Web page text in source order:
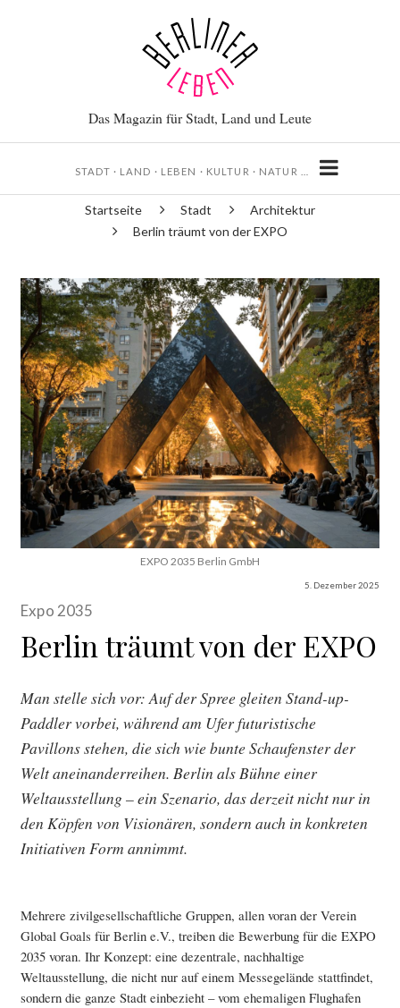
Das Magazin für Stadt, Land und Leute
STADT · LAND · LEBEN · KULTUR · NATUR …
Pfadnavigation
Startseite Stadt
Architektur
Berlin träumt von der EXPO
EXPO 2035 Berlin GmbH
5. Dezember 2025
Expo 2035
Berlin träumt von der EXPO
Man stelle sich vor: Auf der Spree gleiten Stand-up-
Paddler vorbei, während am Ufer futuristische
Pavillons stehen, die sich wie bunte Schaufenster der
Welt aneinanderreihen. Berlin als Bühne einer
Weltausstellung – ein Szenario, das derzeit nicht nur in
den Köpfen von Visionären, sondern auch in konkreten
Initiativen Form annimmt.
Mehrere zivilgesellschaftliche Gruppen, allen voran der Verein
Global Goals für Berlin e.V., treiben die Bewerbung für die EXPO
2035 voran. Ihr Konzept: eine dezentrale, nachhaltige
Weltausstellung, die nicht nur auf einem Messegelände stattfindet,
sondern die ganze Stadt einbezieht – vom ehemaligen Flughafen